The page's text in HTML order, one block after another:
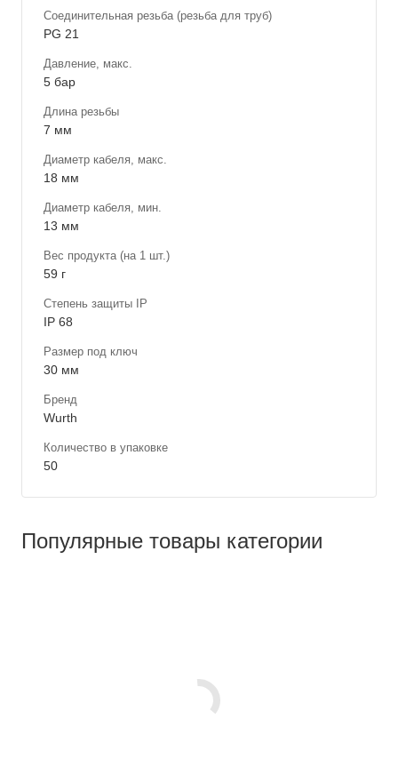
Соединительная резьба (резьба для труб)
PG 21
Давление, макс.
5 бар
Длина резьбы
7 мм
Диаметр кабеля, макс.
18 мм
Диаметр кабеля, мин.
13 мм
Вес продукта (на 1 шт.)
59 г
Степень защиты IP
IP 68
Размер под ключ
30 мм
Бренд
Wurth
Количество в упаковке
50
Популярные товары категории